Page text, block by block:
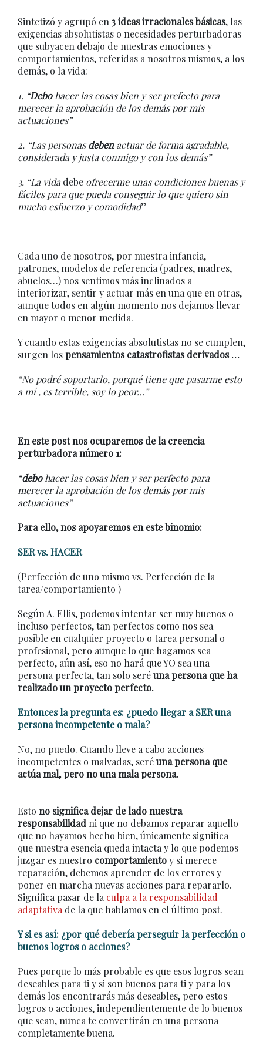
Sintetizó y agrupó en 3 ideas irracionales básicas, las
exigencias absolutistas o necesidades perturbadoras
que subyacen debajo de nuestras emociones y
comportamientos, referidas a nosotros mismos, a los
demás, o la vida:
1. “Debohacer las cosas bien y ser prefecto para
merecer la aprobación de los demás por mis
actuaciones”
2. “Las personasdebenactuar de forma agradable,
considerada y justa conmigo y con los demás”
3. “La vida debe ofrecerme unas condiciones buenas y
fáciles para que pueda conseguir lo que quiero sin
mucho esfuerzo y comodidad”
Cada uno de nosotros, por nuestra infancia,
patrones, modelos de referencia (padres, madres,
abuelos…) nos sentimos más inclinados a
interiorizar, sentir y actuar más en una que en otras,
aunque todos en algún momento nos dejamos llevar
en mayor o menor medida.
Y cuando estas exigencias absolutistas no se cumplen,
surgen lospensamientos catastrofistas derivados …
“No podré soportarlo, porqué tiene que pasarme esto
a mí , es terrible, soy lo peor…”
En este post nos ocuparemos de la creencia
perturbadora número 1:
“debohacer las cosas bien y ser perfecto para
merecer la aprobación de los demás por mis
actuaciones”
Para ello, nos apoyaremos en este binomio:
SER vs. HACER
(Perfección de uno mismo vs. Perfección de la
tarea/comportamiento )
Según A. Ellis, podemos intentar ser muy buenos o
incluso perfectos, tan perfectos como nos sea
posible en cualquier proyecto o tarea personal o
profesional, pero aunque lo que hagamos sea
perfecto, aún así, eso no hará que YO sea una
persona perfecta, tan solo seréuna persona que ha
realizado un proyecto perfecto.
Entonces la pregunta es: ¿puedo llegar a SER una
persona incompetente o mala?
No, no puedo. Cuando lleve a cabo acciones
incompetentes o malvadas, seréuna persona que
actúa mal, pero no una mala persona.
Esto no significa dejar de lado nuestra
responsabilidad ni que no debamos reparar aquello
que no hayamos hecho bien, únicamente significa
que nuestra esencia queda intacta y lo que podemos
juzgar es nuestro comportamientoy si merece
reparación, debemos aprender de los errores y
poner en marcha nuevas acciones para repararlo.
Significa pasar de la culpa a la responsabilidad
adaptativa de la que hablamos en el último post.
Y si es así: ¿por qué debería perseguir la perfección o
buenos logros o acciones?
Pues porque lo más probable es que esos logros sean
deseables para ti y si son buenos para ti y para los
demás los encontrarás más deseables, pero estos
logros o acciones, independientemente de lo buenos
que sean, nunca te convertirán en una persona
completamente buena.